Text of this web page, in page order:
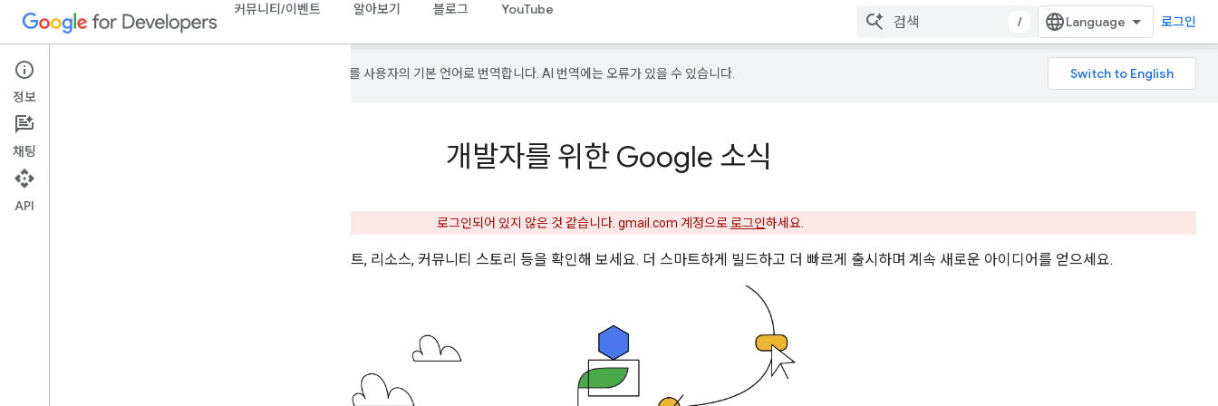
커뮤니티/이벤트 알아보기 블로그 YouTube
/ 로그인
Google은 AI 기술을 사용하여 콘텐츠를 사용자의 기본 언어로 번역합니다. AI 번역에는 오류가 있을 수 있습니다.
개발자를 위한 Google 소식
로그인되어 있지 않은 것 같습니다. gmail.com 계정으로로그인하세요.
Google의 개발자 기술, 새로운 기능, 이벤트, 리소스, 커뮤니티 스토리 등을 확인해 보세요. 더 스마트하게 빌드하고 더 빠르게 출시하며 계속 새로운 아이디어를 얻으세요.
정보
채팅
API